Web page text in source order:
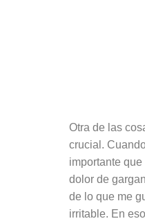
Otra de las
crucial.
importante
dolor de
de lo que me
irritable. En